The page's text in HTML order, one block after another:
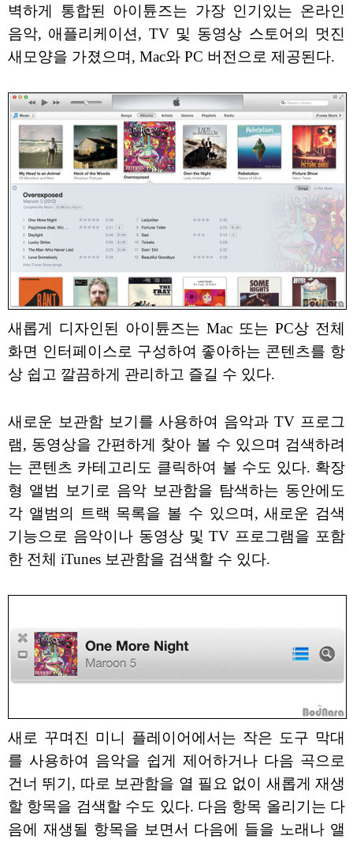
벽하게 통합된 아이튠즈는 가장 인기있는 온라인
음악, 애플리케이션, TV 및 동영상 스토어의 멋진
새모양을 가졌으며, Mac와 PC 버전으로 제공된다.
새롭게 디자인된 아이튠즈는 Mac 또는 PC상 전체
화면 인터페이스로 구성하여 좋아하는 콘텐츠를 항
상 쉽고 깔끔하게 관리하고 즐길 수 있다.
새로운 보관함 보기를 사용하여 음악과 TV 프로그
램, 동영상을 간편하게 찾아 볼 수 있으며 검색하려
는 콘텐츠 카테고리도 클릭하여 볼 수도 있다. 확장
형 앨범 보기로 음악 보관함을 탐색하는 동안에도
각 앨범의 트랙 목록을 볼 수 있으며, 새로운 검색
기능으로 음악이나 동영상 및 TV 프로그램을 포함
한 전체 iTunes 보관함을 검색할 수 있다.
새로 꾸며진 미니 플레이어에서는 작은 도구 막대
를 사용하여 음악을 쉽게 제어하거나 다음 곡으로
건너 뛰기, 따로 보관함을 열 필요 없이 새롭게 재생
할 항목을 검색할 수도 있다. 다음 항목 올리기는 다
음에 재생될 항목을 보면서 다음에 들을 노래나 앨